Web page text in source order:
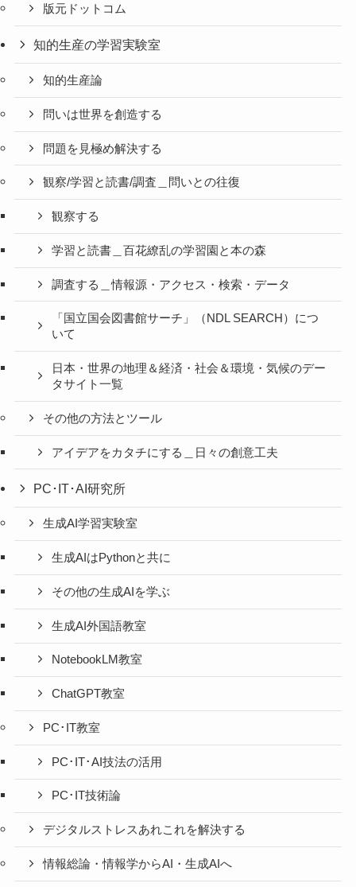
版元ドットコム
知的生産の学習実験室
知的生産論
問いは世界を創造する
問題を見極め解決する
観察/学習と読書/調査＿問いとの往復
観察する
学習と読書＿百花繚乱の学習園と本の森
調査する＿情報源・アクセス・検索・データ
「国立国会図書館サーチ」（NDL SEARCH）につ
いて
日本・世界の地理＆経済・社会＆環境・気候のデー
タサイト一覧
その他の方法とツール
アイデアをカタチにする＿日々の創意工夫
PC･IT･AI研究所
生成AI学習実験室
生成AIはPythonと共に
その他の生成AIを学ぶ
生成AI外国語教室
NotebookLM教室
ChatGPT教室
PC･IT教室
PC･IT･AI技法の活用
PC･IT技術論
デジタルストレスあれこれを解決する
情報総論・情報学からAI・生成AIへ